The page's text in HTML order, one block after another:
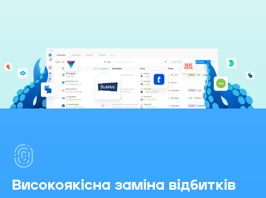
Високоякісна заміна відбитків